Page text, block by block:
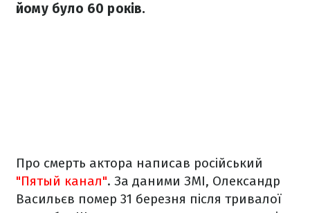
йому було 60 років.
Про смерть актора написав російський
"Пятый канал". За даними ЗМІ, Олександр
Васильєв помер 31 березня після тривалої